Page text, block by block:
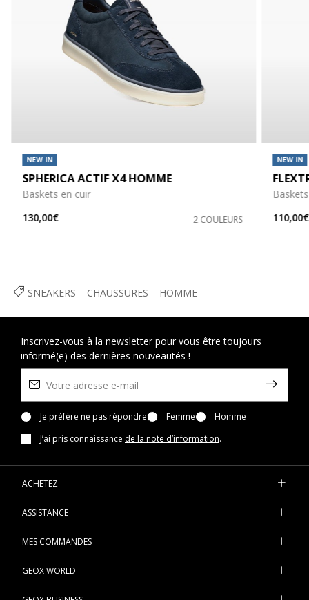
SNEAKERS CHAUSSURES HOMME
NEW IN
SPHERICA ACTIF X4 HOMME
Baskets en cuir
130,00€
2 COULEURS
NEW IN
110,00€
Inscrivez-vous à la newsletter pour vous être toujours
informé(e) des dernières nouveautés !
Je préfère ne pas répondre Femme
Homme
J’ai pris connaissance de la note d’information.
ACHETEZ
ASSISTANCE
MES COMMANDES
GEOX WORLD